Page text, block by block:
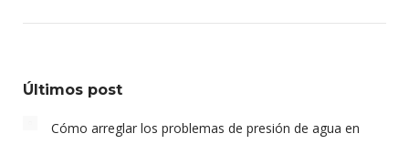
Últimos post
Cómo arreglar los problemas de presión de agua en